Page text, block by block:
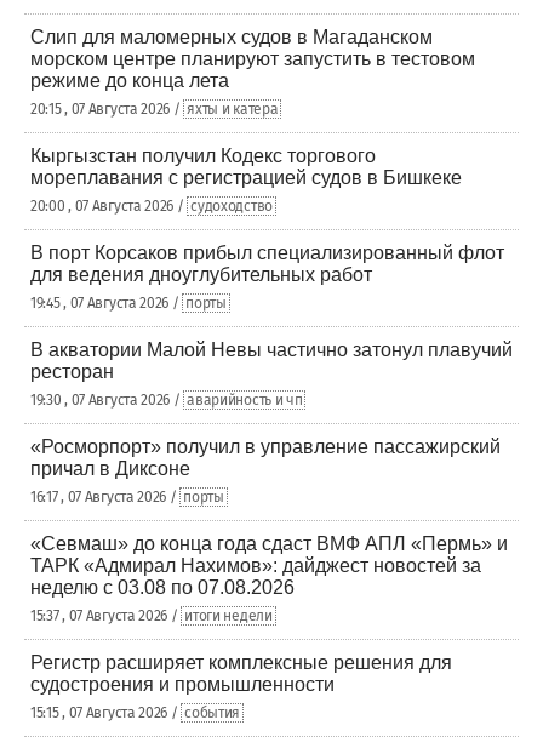
Слип для маломерных судов в Магаданском
морском центре планируют запустить в тестовом
режиме до конца лета
20:15 , 07 Августа 2026 / яхты и катера
Кыргызстан получил Кодекс торгового
мореплавания с регистрацией судов в Бишкеке
20:00 , 07 Августа 2026 / судоходство
В порт Корсаков прибыл специализированный флот
для ведения дноуглубительных работ
19:45 , 07 Августа 2026 / порты
В акватории Малой Невы частично затонул плавучий
ресторан
19:30 , 07 Августа 2026 / аварийность и чп
«Росморпорт» получил в управление пассажирский
причал в Диксоне
16:17 , 07 Августа 2026 / порты
«Севмаш» до конца года сдаст ВМФ АПЛ «Пермь» и
ТАРК «Адмирал Нахимов»: дайджест новостей за
неделю с 03.08 по 07.08.2026
15:37 , 07 Августа 2026 / итоги недели
Регистр расширяет комплексные решения для
судостроения и промышленности
15:15 , 07 Августа 2026 / события